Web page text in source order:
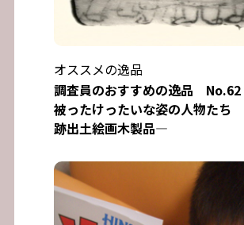
オススメの逸品
調査員のおすすめの逸品
被ったけったいな姿の人物た
跡出土絵画木製品―